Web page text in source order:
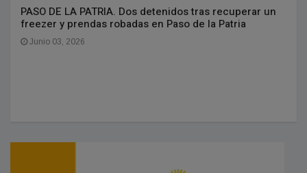
PASO DE LA PATRIA. Dos detenidos tras recuperar un
freezer y prendas robadas en Paso de la Patria
Junio 03, 2026